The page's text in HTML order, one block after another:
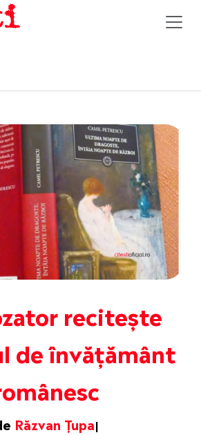
recitește
de învățământ
Răzvan Țupa